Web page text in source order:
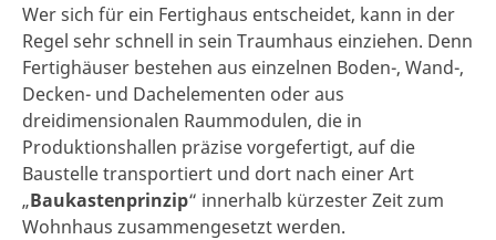
Wer sich für ein Fertighaus entscheidet, kann in der
Regel sehr schnell in sein Traumhaus einziehen. Denn
Fertighäuser bestehen aus einzelnen Boden-, Wand-,
Decken- und Dachelementen oder aus
dreidimensionalen Raummodulen, die in
Produktionshallen präzise vorgefertigt, auf die
Baustelle transportiert und dort nach einer Art
„Baukastenprinzip“ innerhalb kürzester Zeit zum
Wohnhaus zusammengesetzt werden.